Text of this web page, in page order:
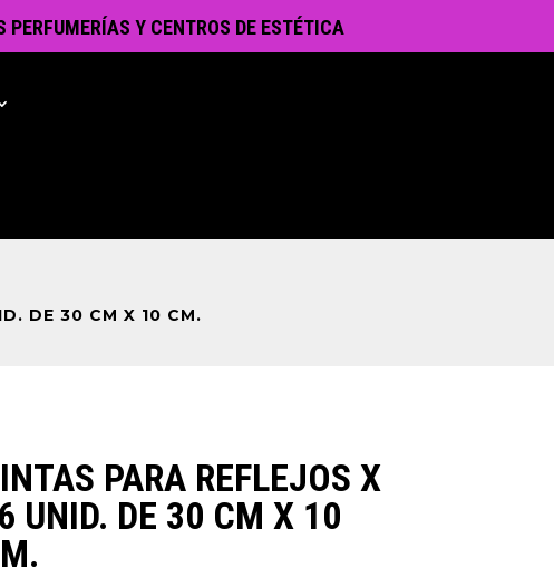
PERFUMERÍAS Y CENTROS DE ESTÉTICA
DE 30 CM X 10 CM.
PARA REFLEJOS X
UNID. DE 30 CM X 10